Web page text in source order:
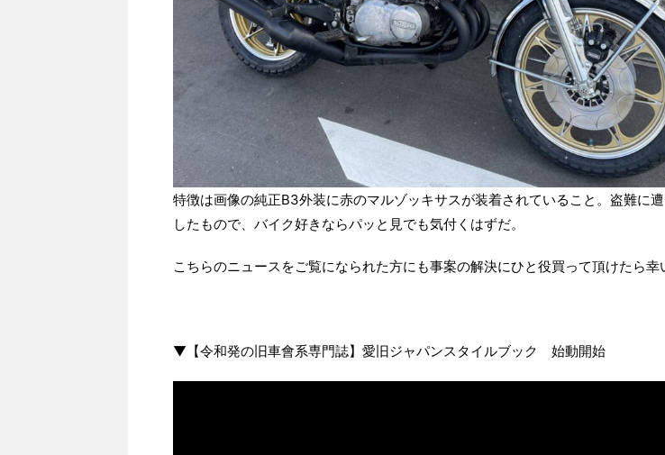
特徴は画像の純正B3外装に赤のマルゾッキサスが装着されていること。盗難に
したもので、バイク好きならパッと見でも気付くはずだ。
こちらのニュースをご覧になられた方にも事案の解決にひと役買って頂けたら幸
▼【令和発の旧車會系専門誌】愛旧ジャパンスタイルブック 始動開始